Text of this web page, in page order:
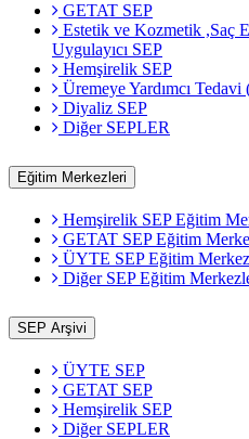
GETAT SEP
Estetik ve Kozmetik ,Saç
Uygulayıcı SEP
Hemşirelik SEP
Üremeye Yardımcı
Diyaliz SEP
Diğer SEPLER
Eğitim Merkezleri
Hemşirelik SEP Eğitim
GETAT SEP Eğitim
ÜYTE SEP Eğitim
Diğer SEP Eğitim
SEP Arşivi
ÜYTE SEP
GETAT SEP
Hemşirelik SEP
Diğer SEPLER